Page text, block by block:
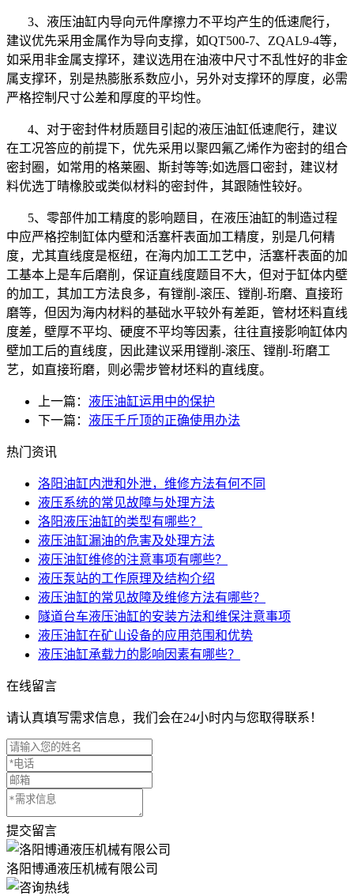
3、液压油缸内导向元件摩擦力不平均产生的低速爬行，
建议优先采用金属作为导向支撑，如QT500-7、 ZQAL9-4等，
如采用非金属支撑环，建议选用在油液中尺寸不乱性好的非金
属支撑环，别是热膨胀系数应小，另外对支撑环的厚度，必需
严格控制尺寸公差和厚度的平均性。
4、对于密封件材质题目引起的液压油缸低速爬行，建议
在工况答应的前提下，优先采用以聚四氟乙烯作为密封的组合
密封圈，如常用的格莱圈、斯封等等;如选唇口密封，建议材
料优选丁晴橡胶或类似材料的密封件，其跟随性较好。
5、零部件加工精度的影响题目，在液压油缸的制造过程
中应严格控制缸体内壁和活塞杆表面加工精度，别是几何精
度，尤其直线度是枢纽，在海内加工工艺中，活塞杆表面的加
工基本上是车后磨削，保证直线度题目不大，但对于缸体内壁
的加工，其加工方法良多，有镗削 -滚压、镗削 -珩磨、直接珩
磨等，但因为海内材料的基础水平较外有差距，管材坯料直线
度差，壁厚不平均、硬度不平均等因素，往往直接影响缸体内
壁加工后的直线度，因此建议采用镗削 -滚压、镗削 -珩磨工
艺，如直接珩磨，则必需步管材坯料的直线度。
上一篇： 液压油缸运用中的保护
下一篇： 液压千斤顶的正确使用办法
热门资讯
洛阳油缸内泄和外泄，维修方法有何不同
液压系统的常见故障与处理方法
洛阳液压油缸的类型有哪些？
液压油缸漏油的危害及处理方法
液压油缸维修的注意事项有哪些？
液压泵站的工作原理及结构介绍
液压油缸的常见故障及维修方法有哪些？
隧道台车液压油缸的安装方法和维保注意事项
液压油缸在矿山设备的应用范围和优势
液压油缸承载力的影响因素有哪些？
在线留言
请认真填写需求信息，我们会在24小时内与您取得联系！
提交留言
洛阳博通液压机械有限公司